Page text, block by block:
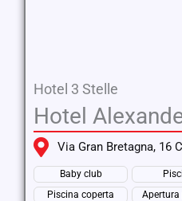
Hotel 3 Stelle
Hotel
Via Gran Bretagna, 16
Baby club
Piscina coperta
Apertura